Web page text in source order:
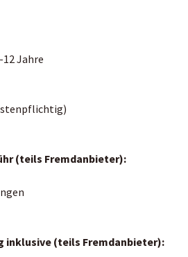
Jahre
(teils Fremdanbieter):
inklusive (teils Fremdanbieter):